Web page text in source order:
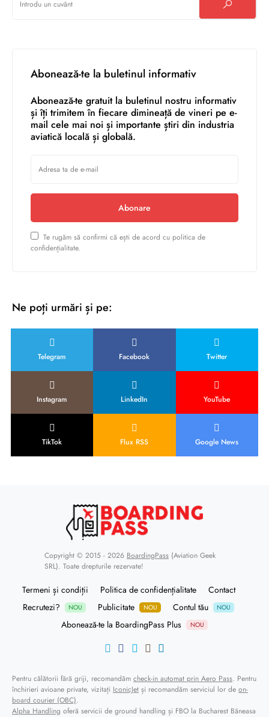
Abonează-te la buletinul informativ
Abonează-te gratuit la buletinul nostru informativ
și îți trimitem în fiecare dimineață de vineri pe e-
mail cele mai noi și importante știri din industria
aviatică locală și globală.
Abonare
Te rugăm să confirmi că ești de acord cu politica de
confidențialitate.
Ne poți urmări și pe:
Telegram Facebook Twitter
Instagram LinkedIn YouTube
TikTok Flux RSS Google News
Copyright © 2015 - 2026 BoardingPass (Aviation Geek
SRL). Toate drepturile rezervate!
Termeni și condiții Politica de confidențialitate
Contact
Recrutezi?
NOU Publicitate NOU Contul tău NOU
Abonează-te la BoardingPass Plus NOU
Pentru călătorii fără griji, recomandăm check-in automat prin Aero Pass. Pentru
închirieri avioane private, vizitați IconicJet și recomandăm serviciul lor de on-
board courier (OBC).
Alpha Handling oferă servicii de ground handling și FBO la Bucharest Băneasa